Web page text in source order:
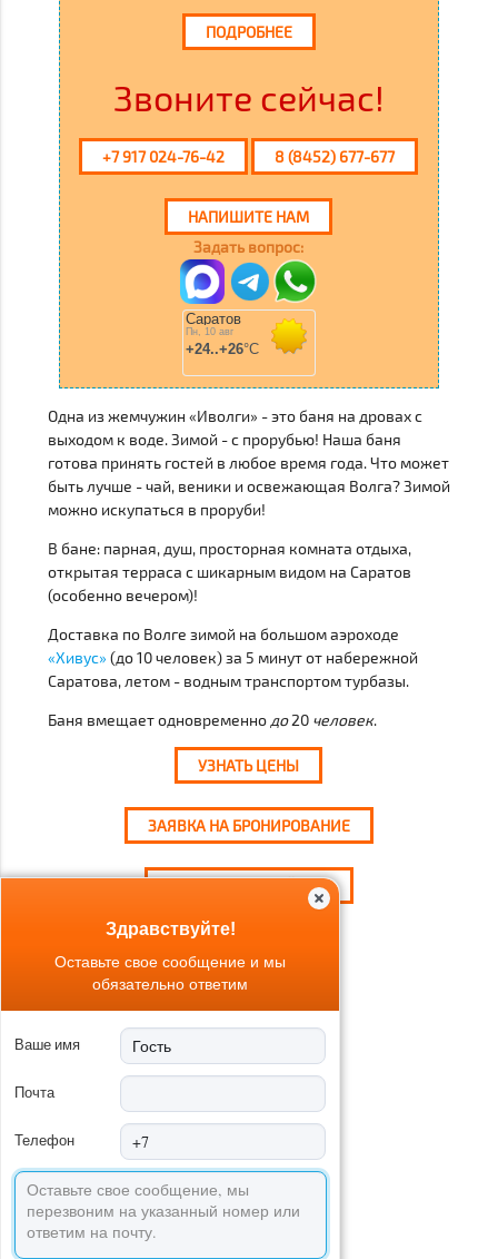
ПОДРОБНЕЕ
Звоните сейчас!
+7 917 024-76-42 8 (8452) 677-677
НАПИШИТЕ НАМ
Задать вопрос:
Одна из жемчужин «Иволги» - это баня на дровахс
выходом к воде. Зимой - с прорубью! Наша баня
готова принять гостей в любое время года. Что может
быть лучше - чай, веники и освежающая Волга? Зимой
можно искупаться в проруби!
В бане: парная, душ, просторная комната отдыха,
открытая терраса с шикарным видом на Саратов
(особенно вечером)!
Доставка по Волге зимой на большом аэроходе
«Хивус» (до 10 человек) за 5 минут от набережной
Саратова, летом - водным транспортом турбазы.
Баня вмещает одновременнодо 20 человек.
УЗНАТЬ ЦЕНЫ
ЗАЯВКА НА БРОНИРОВАНИЕ
ПОЗВОНИТЬ СЕЙЧАС!
Здравствуйте!
Оставьте свое сообщение и мы
обязательно ответим
Ваше имя
Почта
Телефон